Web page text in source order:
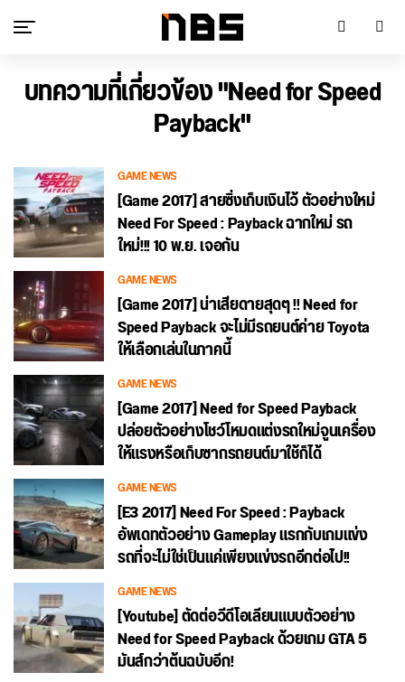
บทความที่เกี่ยวข้อง "Need for Speed
Payback"
GAME NEWS
[Game 2017] สายซิ่งเก็บเงินไว้ ตัวอย่างใหม่
Need For Speed : Payback ฉากใหม่ รถ
ใหม่!!! 10 พ.ย. เจอกัน
GAME NEWS
[Game 2017] น่าเสียดายสุดๆ !! Need for
Speed Payback จะไม่มีรถยนต์ค่าย Toyota
ให้เลือกเล่นในภาคนี้
GAME NEWS
[Game 2017] Need for Speed Payback
ปล่อยตัวอย่างโชว์โหมดแต่งรถใหม่จูนเครื่อง
ให้แรงหรือเก็บซากรถยนต์มาใช้ก็ได้
GAME NEWS
[E3 2017] Need For Speed : Payback
อัพเดทตัวอย่าง Gameplay แรกกับเกมแข่ง
รถที่จะไม่ใช่เป็นแค่เพียงแข่งรถอีกต่อไป!!
GAME NEWS
[Youtube] ตัดต่อวีดีโอเลียนแบบตัวอย่าง
Need for Speed Payback ด้วยเกม GTA 5
มันส์กว่าต้นฉบับอีก!